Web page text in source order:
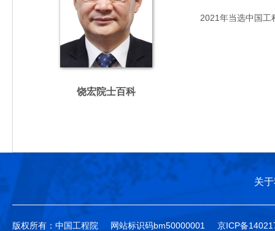
饶宏院士百科
2021年当选中国工
关
版权所有：中国工程院 网站标识码bm50000001
京ICP备